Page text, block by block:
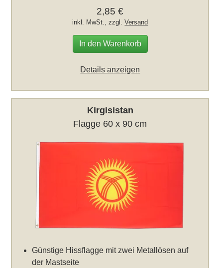
2,85 €
inkl. MwSt., zzgl.Versand
In den Warenkorb
Details anzeigen
Kirgisistan
Flagge 60 x 90 cm
Günstige Hissflagge mit zwei Metallösen auf
der Mastseite